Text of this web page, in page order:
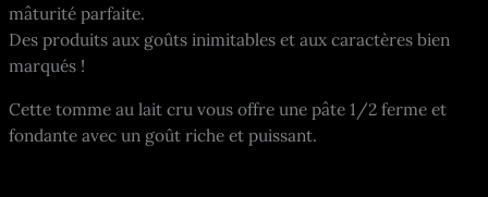
mâturité parfaite.
Des produits aux goûts inimitables et aux caractères bien
marqués !
Cette tomme au lait cru vous offre une pâte 1/2 ferme et
fondante avec un goût riche et puissant.